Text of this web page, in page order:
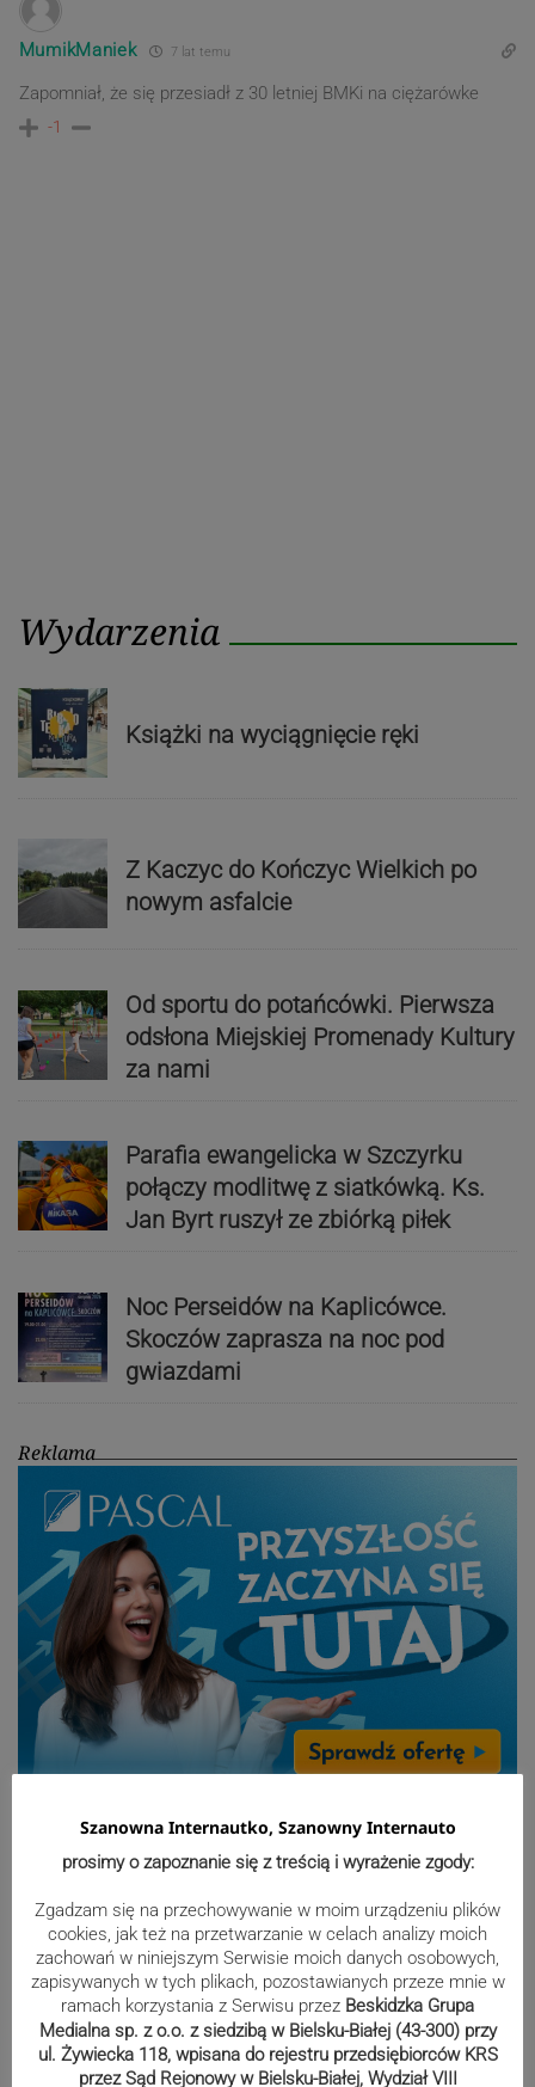
MumikManiek 7 lat temu
Zapomniał, że się przesiadł z 30 letniej BMKi na ciężarówke
-1
Wydarzenia
Książki na wyciągnięcie ręki
Z Kaczyc do Kończyc Wielkich po
nowym asfalcie
Od sportu do potańcówki. Pierwsza
odsłona Miejskiej Promenady Kultury
za nami
Parafia ewangelicka w Szczyrku
połączy modlitwę z siatkówką. Ks.
Jan Byrt ruszył ze zbiórką piłek
Noc Perseidów na Kaplicówce.
Skoczów zaprasza na noc pod
gwiazdami
Reklama
Sport
remis. Podbeskidzie – Lechia 2:2 |
ZDJĘCIA
Biało-zieloni nadal niepokonani.
Szanowna Internautko, Szanowny Internauto
prosimy o zapoznanie się z treścią i wyrażenie zgody:
Zgadzam się na przechowywanie w moim urządzeniu plików
cookies, jak też na przetwarzanie w celach analizy moich
zachowań w niniejszym Serwisie moich danych osobowych,
zapisywanych w tych plikach, pozostawianych przeze mnie w
ramach korzystania z Serwisu przez Beskidzka Grupa
Medialna sp. z o.o. z siedzibą w Bielsku-Białej (43-300) przy
ul. Żywiecka 118, wpisana do rejestru przedsiębiorców KRS
przez Sąd Rejonowy w Bielsku-Białej, Wydział VIII